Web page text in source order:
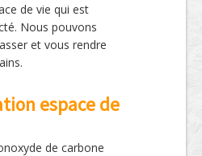
de vie qui est
Nous pouvons
et vous rendre
espace de
de carbone